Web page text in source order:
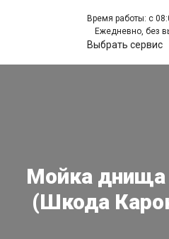
Время работы: с
Ежедневно, без
Выбрать сервис
Мойка днища
(Шкода